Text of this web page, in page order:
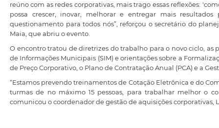
reúno com as redes corporativas, mais trago essas reflexões:
possa crescer, inovar, melhorar e entregar mais
questionamento para todos nós”, reforçou o secretário do
Maia, que abriu o evento.
O encontro tratou de diretrizes do trabalho para o novo ciclo,
de Informações Municipais (SIM) e orientações sobre a
de Preço Corporativo, o Plano de Contratação Anual (PCA) e a
“Estamos prevendo treinamentos de Cotação Eletrônica e do
turmas de no máximo 15 pessoas, para trabalhar melhor o
comunicou o coordenador de gestão de aquisições corporativas,